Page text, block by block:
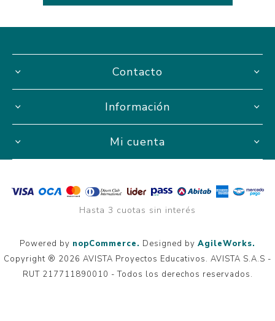
Contacto
Información
Mi cuenta
Hasta 3 cuotas sin interés
Powered by nopCommerce. Designed by AgileWorks.
Copyright ® 2026 AVISTA Proyectos Educativos. AVISTA S.A.S -
RUT 217711890010 - Todos los derechos reservados.